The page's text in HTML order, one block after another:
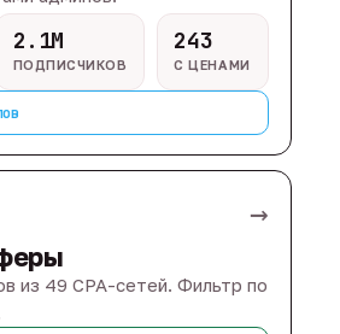
2.1M
ПОДПИСЧИКОВ
243
С ЦЕНАМИ
→
из 49 CPA-сетей. Фильтр по